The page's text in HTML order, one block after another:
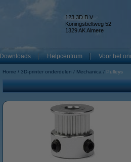
123 3D B.V.
Koningsbeltweg 52
1329 AK Almere
Downloads Helpcentrum Voor het
Home 3D-printer onderdelen Mechanica Pulleys